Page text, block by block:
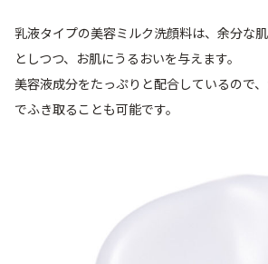
乳液タイプの美容ミルク洗顔料は、余分な
としつつ、お肌にうるおいを与えます。
美容液成分をたっぷりと配合しているので
でふき取ることも可能です。